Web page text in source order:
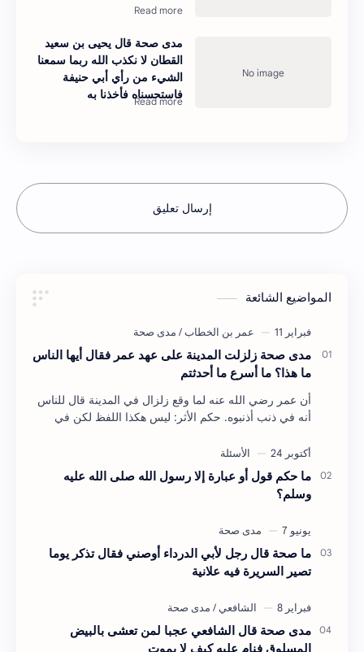
مدى صحة قال يحيى بن سعيد
القطان لا نكذب الله ربما سمعنا
الشيء من رأي أبي حنيفة
فاستحسناه فأخذنا به
إرسال تعليق
المواضيع الشائعة
مدى صحة زلزلت المدينة على عهد عمر فقال أيها الناس
ما هذا؟ ما أسرع ما أحدثتم
أن عمر رضي الله عنه لما وقع زلزال في المدينة قال للناس
أنه في ذنب أذنبوه. حكم الأثر: ليس هكذا اللفظ لكن في
ما حكم قول أو عبارة إلا رسول الله صلى الله عليه
وسلم؟
ما صحة قال رجل لأبي الدرداء أوصني فقال تذكر يوما
تصير السريرة فيه علانية
مدى صحة قال الشافعي عجبا لمن تعشى بالبيض
المسلوق فنام عليه كيف لا يموت